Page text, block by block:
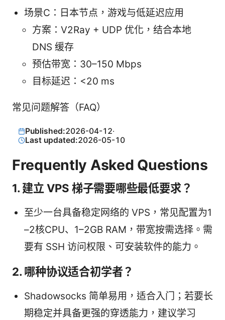
场景C：日本节点，游戏与低延迟应用
方案：V2Ray + UDP 优化，结合本地
DNS 缓存
预估带宽：30–150 Mbps
目标延迟：<20 ms
常见问题解答（FAQ）
Published:2026-04-12·
Last updated:2026-05-10
Frequently Asked Questions
1. 建立 VPS 梯子需要哪些最低要求？
至少一台具备稳定网络的 VPS，常见配置为1
–2核CPU、1–2GB RAM，带宽按需选择。需
要有 SSH 访问权限、可安装软件的能力。
2. 哪种协议适合初学者？
Shadowsocks 简单易用，适合入门；若要长
期稳定并具备更强的穿透能力，建议学习